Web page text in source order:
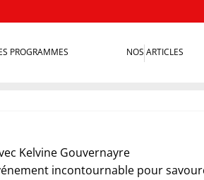
PROGRAMMES NOS ARTICLES
Kelvine Gouvernayre
incontournable pour